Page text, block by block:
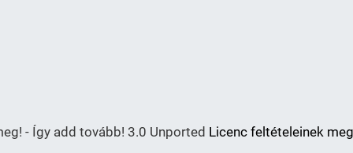
- Így add tovább! 3.0 Unported Licenc feltételeinek